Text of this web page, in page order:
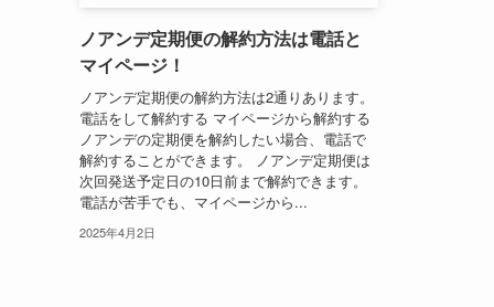
ノアンデ定期便の解約方法は電話と
マイページ！
ノアンデ定期便の解約方法は2通りあります。
電話をして解約する マイページから解約する
ノアンデの定期便を解約したい場合、電話で
解約することができます。 ノアンデ定期便は
次回発送予定日の10日前まで解約できます。
電話が苦手でも、マイページから...
2025年4月2日